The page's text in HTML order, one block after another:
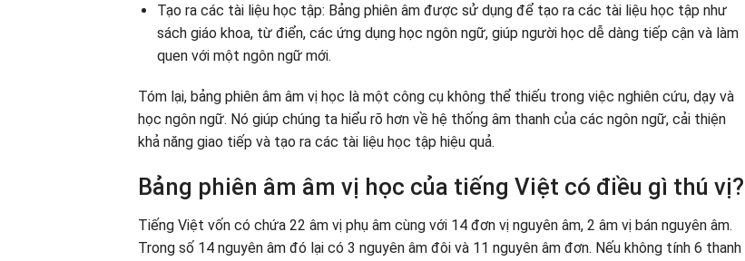
Tạo ra các tài liệu học tập: Bảng phiên âm được sử dụng để tạo ra các tài liệu học tập như
sách giáo khoa, từ điển, các ứng dụng học ngôn ngữ, giúp người học dễ dàng tiếp cận và làm
quen với một ngôn ngữ mới.
Tóm lại, bảng phiên âm âm vị học là một công cụ không thể thiếu trong việc nghiên cứu, dạy và
học ngôn ngữ. Nó giúp chúng ta hiểu rõ hơn về hệ thống âm thanh của các ngôn ngữ, cải thiện
khả năng giao tiếp và tạo ra các tài liệu học tập hiệu quả.
Bảng phiên âm âm vị học của tiếng Việt có điều gì thú vị?
Tiếng Việt vốn có chứa 22 âm vị phụ âm cùng với 14 đơn vị nguyên âm, 2 âm vị bán nguyên âm.
Trong số 14 nguyên âm đó lại có 3 nguyên âm đôi và 11 nguyên âm đơn. Nếu không tính 6 thanh